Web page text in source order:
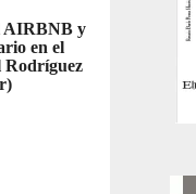
AIRBNB y
en el
Rodríguez